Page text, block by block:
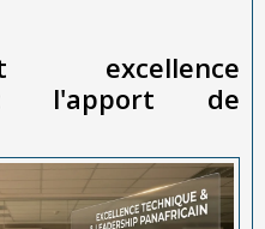
excellence
: l'apport de